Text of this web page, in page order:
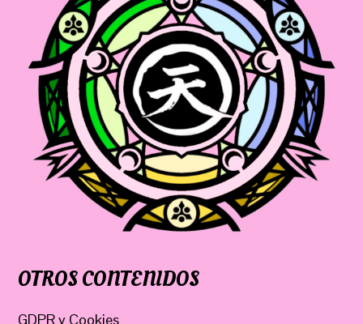
OTROS CONTENIDOS
GDPR y Cookies